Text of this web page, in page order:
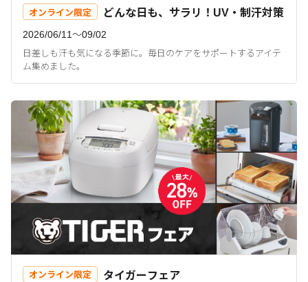
オンライン限定 どんな日も、サラリ！UV・制汗対策
2026/06/11〜09/02
日差しも汗も気になる季節に。毎日のケアをサポートするアイテ
ム集めました。
オンライン限定 タイガーフェア